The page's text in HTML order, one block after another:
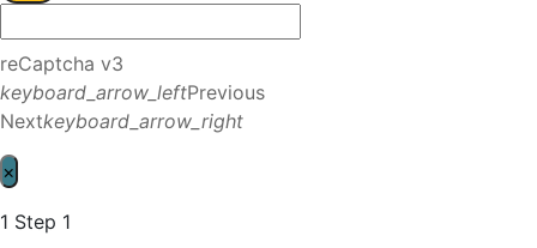
reCaptcha v3
keyboard_arrow_leftPrevious
Nextkeyboard_arrow_right
×
1 Step 1